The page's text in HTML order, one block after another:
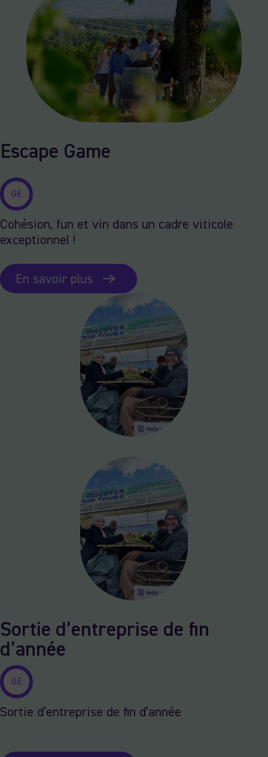
Escape Game
GE
Cohésion, fun et vin dans un cadre viticole
exceptionnel !
En savoir plus
Sortie d’entreprise de fin
d’année
GE
Sortie d’entreprise de fin d’année